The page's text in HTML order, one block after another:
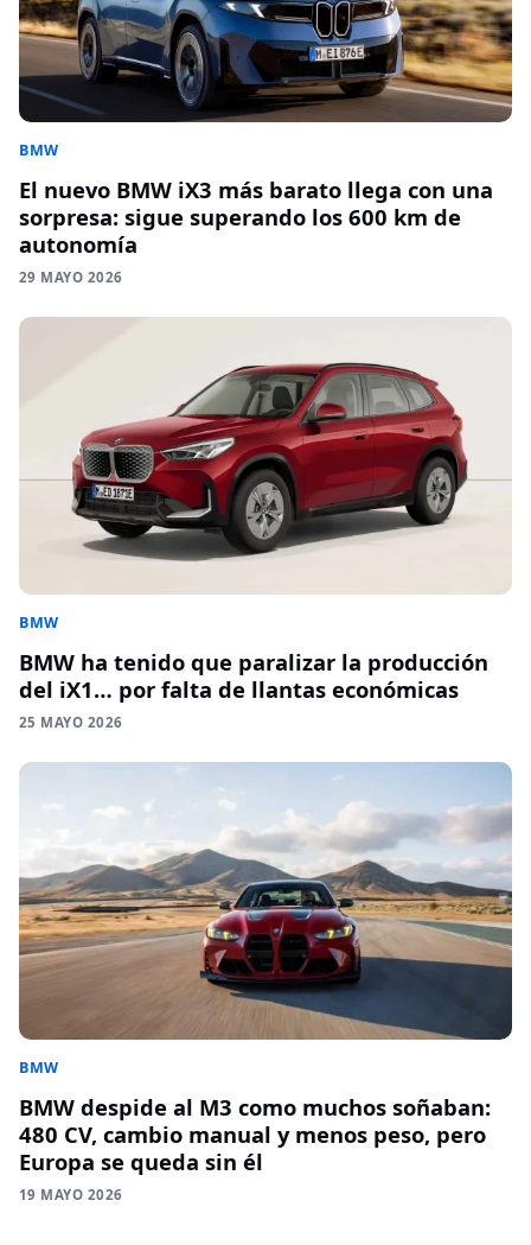
BMW
El nuevo BMW iX3 más barato llega con una
sorpresa: sigue superando los 600 km de
autonomía
29 MAYO 2026
BMW
BMW ha tenido que paralizar la producción
del iX1… por falta de llantas económicas
25 MAYO 2026
BMW
BMW despide al M3 como muchos soñaban:
480 CV, cambio manual y menos peso, pero
Europa se queda sin él
19 MAYO 2026